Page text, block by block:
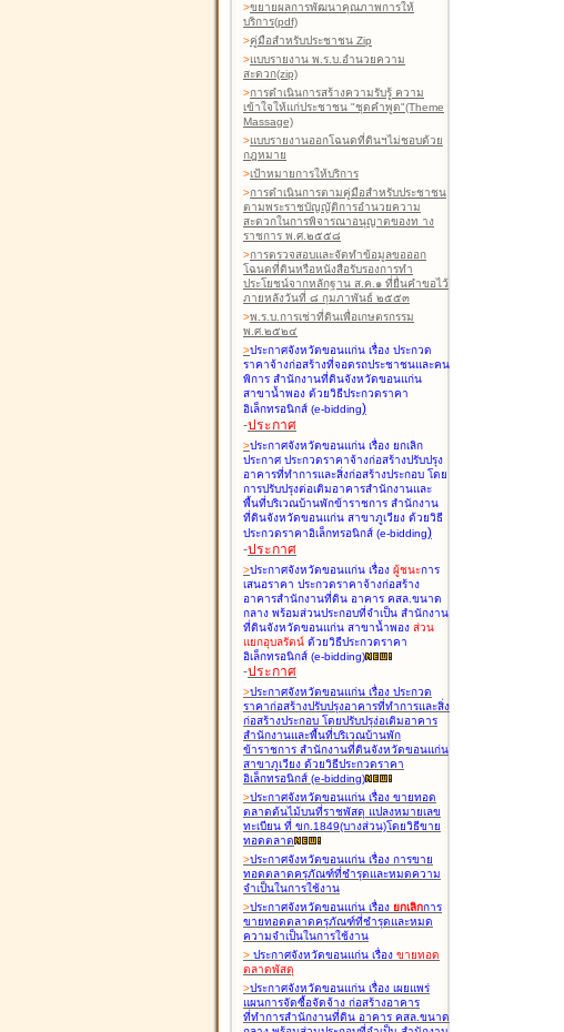
>ขยายผลการพัฒนาคุณภาพการให้
บริการ(pdf)
>คู่มือสำหรับประชาชน Zip
>แบบรายงาน พ.ร.บ.อำนวยความ
สะดวก(zip)
>การดำเนินการสร้างความรับรู้ ความ
เข้าใจให้แก่ประชาชน "ชุดคำพูด"(Theme
Massage)
>แบบรายงานออกโฉนดที่ดินฯไม่ชอบด้วย
กฎหมาย
>เป้าหมายการให้บริการ
>การดำเนินการตามคู่มือสำหรับประชาชน
ตามพระราชบัญญัติการอำนวยความ
สะดวกในการพิจารณาอนุญาตของท าง
ราชการ พ.ศ.๒๕๕๘
>การตรวจสอบและจัดทำข้อมูลขอออก
โฉนดที่ดินหรือหนังสือรับรองการทำ
ประโยชน์จากหลักฐาน ส.ค.๑ ที่ยื่นคำขอไว้
ภายหลังวันที่ ๘ กุมภาพันธ์ ๒๕๕๓
>พ.ร.บ.การเช่าที่ดินเพื่อเกษตรกรรม
พ.ศ.๒๕๒๔
>ประกาศจังหวัดขอนแก่น เรื่อง ประกวด
ราคาจ้างก่อสร้างที่จอดรถประชาชนและคน
พิการ สำนักงานที่ดินจังหวัดขอนแก่น
สาขาน้ำพอง ด้วยวิธีประกวดราคา
อิเล็กทรอนิกส์ (e-bidding)
-ประกาศ
>ประกาศจังหวัดขอนแก่น เรื่อง ยกเลิก
ประกาศ ประกวดราคาจ้างก่อสร้างปรับปรุง
อาคารที่ทำการและสิ่งก่อสร้างประกอบ โดย
การปรับปรุงต่อเติมอาคารสำนักงานและ
พื้นที่บริเวณบ้านพักข้าราชการ สำนักงาน
ที่ดินจังหวัดขอนแก่น สาขาภูเวียง ด้วยวิธี
ประกวดราคาอิเล็กทรอนิกส์ (e-bidding)
-ประกาศ
>ประกาศจังหวัดขอนแก่น เรื่อง ผู้ชนะการ
เสนอราคา ประกวดราคาจ้างก่อสร้าง
อาคารสำนักงานที่ดิน อาคาร คสล.ขนาด
กลาง พร้อมส่วนประกอบที่จำเป็น สำนักงาน
ที่ดินจังหวัดขอนแก่น สาขาน้ำพอง ส่วน
แยกอุบลรัตน์ ด้วยวิธีประกวดราคา
อิเล็กทรอนิกส์ (e-bidding)
-ประกาศ
>ประกาศจังหวัดขอนแก่น เรื่อง ประกวด
ราคาก่อสร้างปรับปรุงอาคารที่ทำการและสิ่ง
ก่อสร้างประกอบ โดยปรับปรุง่อเติมอาคาร
สำนักงานและพื้นที่บริเวณบ้านพัก
ข้าราชการ สำนักงานที่ดินจังหวัดขอนแก่น
สาขาภูเวียง ด้วยวิธีประกวดราคา
อิเล็กทรอนิกส์ (e-bidding)
>ประกาศจังหวัดขอนแก่น เรื่อง ขายทอด
ตลาดต้นไม้บนที่ราชพัสดุ แปลงหมายเลข
ทะเบียน ที่ ขก.1849(บางส่วน)โดยวิธีขาย
ทอดตลาด
>ประกาศจังหวัดขอนแก่น เรื่อง การขาย
ทอดตลาดครุภัณฑ์ที่ชำรุดและหมดความ
จำเป็นในการใช้งาน
>ประกาศจังหวัดขอนแก่น เรื่อง ยกเลิกการ
ขายทอดตลาดครุภัณฑ์ที่ชำรุดและหมด
ความจำเป็นในการใช้งาน
> ประกาศจังหวัดขอนแก่น เรื่อง ขายทอด
ตลาดพัสดุ
>ประกาศจังหวัดขอนแก่น เรื่อง เผยแพร่
แผนการจัดซื้อจัดจ้าง ก่อสร้างอาคาร
ที่ทำการสำนักงานที่ดิน อาคาร คสล.ขนาด